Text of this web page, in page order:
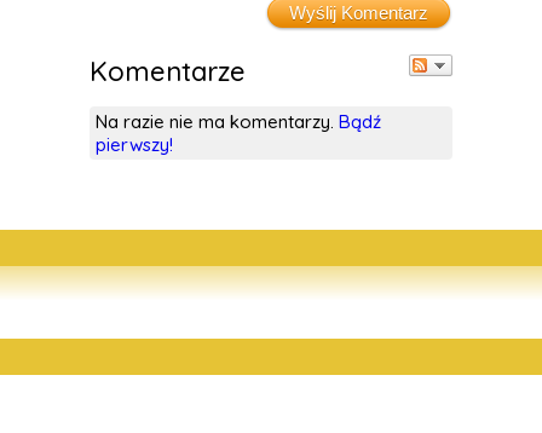
Komentarze
Na razie nie ma komentarzy. Bądź
pierwszy!
Wyślij Komentarz